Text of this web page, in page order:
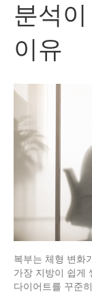
분석
이유
복부는 체형 변화
가장 지방이 쉽게
다이어트를 꾸준